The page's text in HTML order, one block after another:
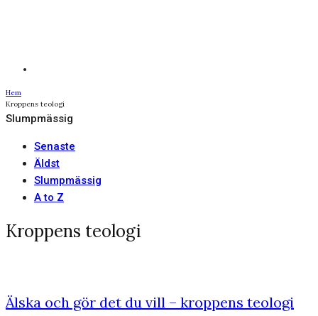
Hem
Kroppens teologi
Slumpmässig
Senaste
Äldst
Slumpmässig
A to Z
Kroppens teologi
Älska och gör det du vill – kroppens teologi